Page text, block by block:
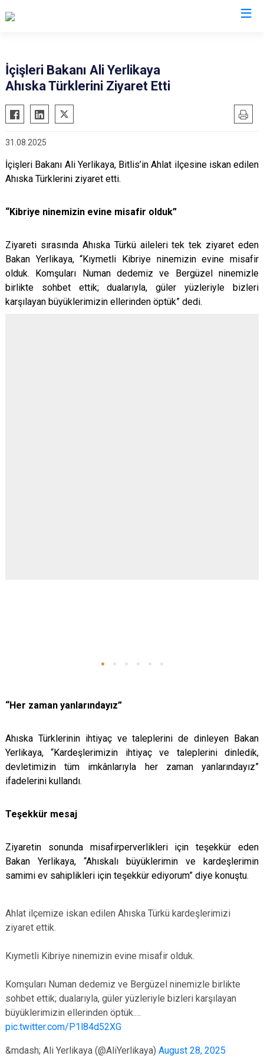
İçişleri Bakanı Ali Yerlikaya
Ahıska Türklerini Ziyaret Etti
31.08.2025
İçişleri Bakanı Ali Yerlikaya, Bitlis’in Ahlat ilçesine iskan edilen
Ahıska Türklerini ziyaret etti.
“Kibriye ninemizin evine misafir olduk”
Ziyareti sırasında Ahıska Türkü aileleri tek tek ziyaret eden
Bakan Yerlikaya, “Kıymetli Kibriye ninemizin evine misafir
olduk. Komşuları Numan dedemiz ve Bergüzel ninemizle
birlikte sohbet ettik; dualarıyla, güler yüzleriyle bizleri
karşılayan büyüklerimizin ellerinden öptük” dedi.
“Her zaman yanlarındayız”
Ahıska Türklerinin ihtiyaç ve taleplerini de dinleyen Bakan
Yerlikaya, “Kardeşlerimizin ihtiyaç ve taleplerini dinledik,
devletimizin tüm imkânlarıyla her zaman yanlarındayız”
ifadelerini kullandı.
Teşekkür mesaj
Ziyaretin sonunda misafirperverlikleri için teşekkür eden
Bakan Yerlikaya, “Ahıskalı büyüklerimin ve kardeşlerimin
samimi ev sahiplikleri için teşekkür ediyorum” diye konuştu.
Ahlat ilçemize iskan edilen Ahıska Türkü kardeşlerimizi
ziyaret ettik.
Kıymetli Kibriye ninemizin evine misafir olduk.
Komşuları Numan dedemiz ve Bergüzel ninemizle birlikte
sohbet ettik; dualarıyla, güler yüzleriyle bizleri karşılayan
büyüklerimizin ellerinden öptük.…
pic.twitter.com/P1l84d52XG
&mdash; Ali Yerlikaya (@AliYerlikaya) August 28, 2025